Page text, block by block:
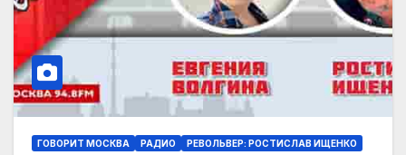
ГОВОРИТ МОСКВА РАДИО РЕВОЛЬВЕР: РОСТИСЛАВ ИЩЕНКО